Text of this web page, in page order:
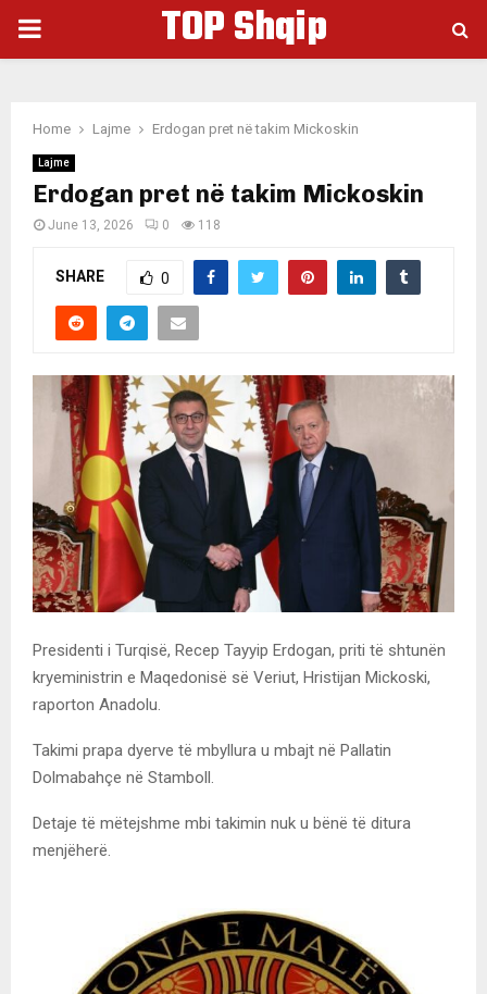
PRIMARY
TOP Shqip
Home Lajme Erdogan pret në takim Mickoskin
Lajme
Erdogan pret në takim Mickoskin
June 13, 2026 0 118
SHARE 0
Presidenti i Turqisë, Recep Tayyip Erdogan, priti të shtunën
kryeministrin e Maqedonisë së Veriut, Hristijan Mickoski,
raporton Anadolu.
Takimi prapa dyerve të mbyllura u mbajt në Pallatin
Dolmabahçe në Stamboll.
Detaje të mëtejshme mbi takimin nuk u bënë të ditura
menjëherë.